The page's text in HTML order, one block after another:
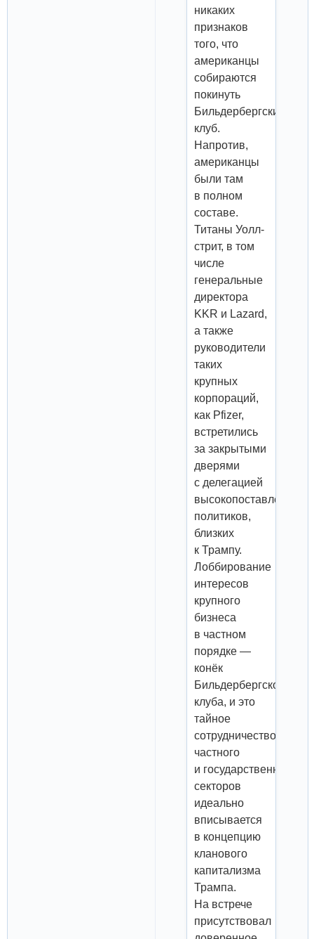
никаких
признаков
того, что
американцы
собираются
покинуть
Бильдербергский
клуб.
Напротив,
американцы
были там
в полном
составе.
Титаны Уолл-
стрит, в том
числе
генеральные
директора
KKR и Lazard,
а также
руководители
таких
крупных
корпораций,
как Pfizer,
встретились
за закрытыми
дверями
с делегацией
высокопоставленных
политиков,
близких
к Трампу.
Лоббирование
интересов
крупного
бизнеса
в частном
порядке —
конёк
Бильдербергского
клуба, и это
тайное
сотрудничество
частного
и государственного
секторов
идеально
вписывается
в концепцию
кланового
капитализма
Трампа.
На встрече
присутствовал